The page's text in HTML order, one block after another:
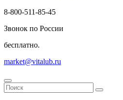
8-800-511-85-45
Звонок по России
бесплатно.
market@vitalub.ru